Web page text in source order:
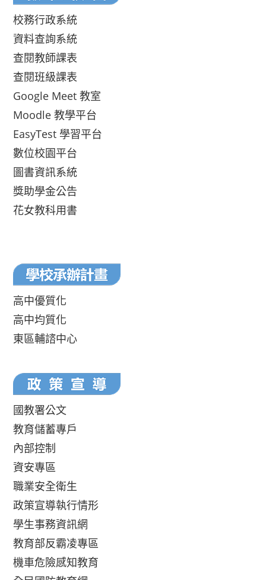
校務行政系統
資料查詢系統
查閱教師課表
查閱班級課表
Google Meet 教室
Moodle 教學平台
EasyTest 學習平台
數位校園平台
圖書資訊系統
獎助學金公告
花女教科用書
高中優質化
高中均質化
東區輔諮中心
國教署公文
教育儲蓄專戶
內部控制
資安專區
職業安全衛生
政策宣導執行情形
學生事務資訊網
教育部反霸凌專區
機車危險感知教育